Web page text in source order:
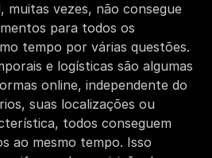
muitas vezes, não consegue
para todos os
tempo por várias questões.
e logísticas são algumas
online, independente do
suas localizações ou
todos conseguem
ao mesmo tempo. Isso